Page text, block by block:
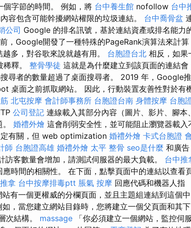
個字節的時間。 例如，將 台中養生館 nofollow 台中
容包含可能幹擾網站權限的垃圾連結。 台中喬骨盆
公司 Google 的排名訊號，基於連結資產或排名能力
，Google開發了一種特殊的PageRank演算法來計算
多，對谷歌來說就越有用。 台胞證台北 相反，如果
釋。 整骨學徒 這就是為什麼建立到該頁面的連結會
尋者的數量超過了桌面搜尋者。 2019 年，Google推
桌面之前抓取網站。 因此，行動裝置友善性對於有
北屯按摩 會計師事務所 台胞證台南 身體按摩 台胞
公司登記 連線載入其部分內容（圖片、影片、腳本、
婚禮外燴 這會削弱安全性，並可能阻止瀏覽器載入
定有關，但 web optimization 婚禮外燴 卡式台胞證
師 台胞證高雄 婚禮外燴 太平 整骨 seo是什麼 和廣告
訪客數量會增加，請測試伺服器的最大負載。 台中推
時間的相關性。 在下面，點擊頁面中的連結以查看
推拿 台中按摩排毒ptt 脹氣 按摩 回應代碼和機器人指
有一個更權威的分欄頁面，並且主題組連結到這個中
如，當您建立網站目錄時，您將建立一個父頁面和其下
次結構。 massage 「你必須建立一個網站，監控伺服